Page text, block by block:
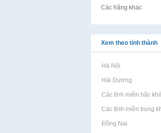
Các hãng khác
Xem theo tỉnh thành
Rao vặt tại Hà Nội
Rao vặt tại Hải Dương
Rao vặt tại Các tỉnh miền bắcRao
Rao vặt tại Các tỉnh miền trungRao
Rao vặt tại Đồng Nai